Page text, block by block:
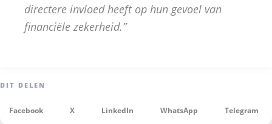
directere invloed heeft op hun gevoel van
financiële zekerheid.”
Facebook X LinkedIn WhatsApp Telegram